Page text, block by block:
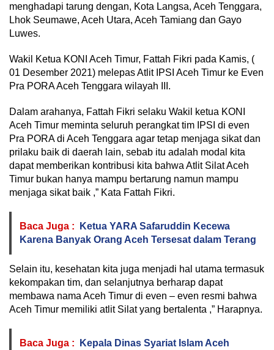
menghadapi tarung dengan, Kota Langsa, Aceh Tenggara,
Lhok Seumawe, Aceh Utara, Aceh Tamiang dan Gayo
Luwes.
Wakil Ketua KONI Aceh Timur, Fattah Fikri pada Kamis, (
01 Desember 2021) melepas Atlit IPSI Aceh Timur ke Even
Pra PORA Aceh Tenggara wilayah III.
Dalam arahanya, Fattah Fikri selaku Wakil ketua KONI
Aceh Timur meminta seluruh perangkat tim IPSI di even
Pra PORA di Aceh Tenggara agar tetap menjaga sikat dan
prilaku baik di daerah lain, sebab itu adalah modal kita
dapat memberikan kontribusi kita bahwa Atlit Silat Aceh
Timur bukan hanya mampu bertarung namun mampu
menjaga sikat baik ,” Kata Fattah Fikri.
Baca Juga :
Ketua YARA Safaruddin Kecewa
Karena Banyak Orang Aceh Tersesat dalam Terang
Selain itu, kesehatan kita juga menjadi hal utama termasuk
kekompakan tim, dan selanjutnya berharap dapat
membawa nama Aceh Timur di even – even resmi bahwa
Aceh Timur memiliki atlit Silat yang bertalenta ,” Harapnya.
Baca Juga :
Kepala Dinas Syariat Islam Aceh